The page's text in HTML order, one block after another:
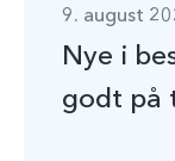
9. august
Nye i
godt på